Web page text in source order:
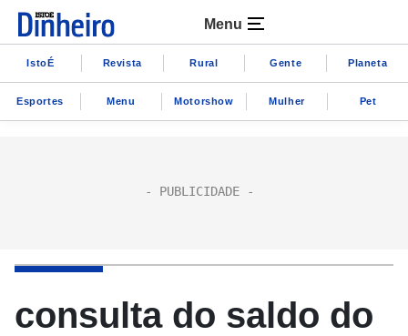
Menu
IstoÉ Revista Rural Gente Planeta
Esportes Menu Motorshow Mulher Pet
consulta do saldo do